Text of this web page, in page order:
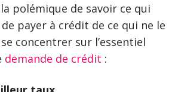
polémique de savoir ce qui
payer à crédit de ce qui ne le
concentrer sur l’essentiel
demande de crédit :